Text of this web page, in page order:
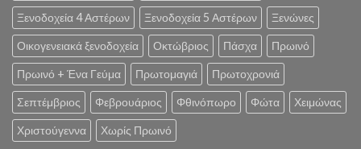
Ξενοδοχεία 4 Αστέρων Ξενοδοχεία 5 Αστέρων Ξενώνες
Οικογενειακά ξενοδοχεία Οκτώβριος Πάσχα Πρωινό
Πρωινό + Ένα Γεύμα Πρωτομαγιά Πρωτοχρονιά
Σεπτέμβριος Φεβρουάριος Φθινόπωρο Φώτα Χειμώνας
Χριστούγεννα Χωρίς Πρωινό